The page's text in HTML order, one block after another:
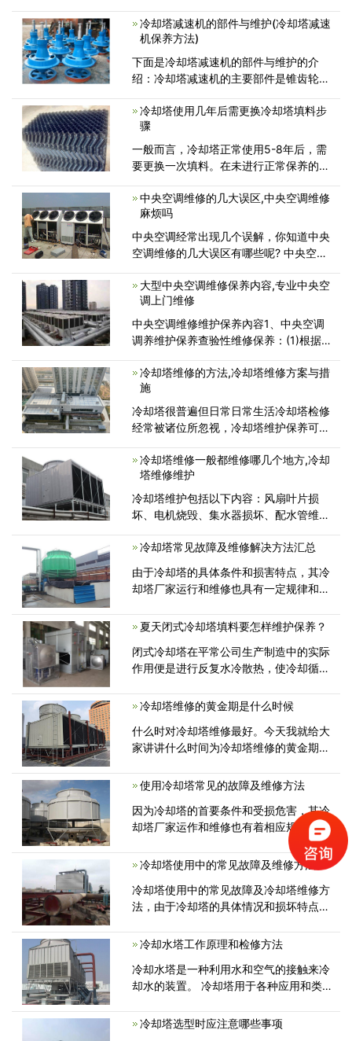
塔用的时间久了，暴露在外边的各个部位
容易结垢，特别是内部和布水管装置的定
期清洗尤为重要，不能忽视，免得因
冷却塔减速机的部件与维护(冷却塔减速
机保养方法)
下面是冷却塔减速机的部件与维护的介
绍：冷却塔减速机的主要部件是锥齿轮、
塔假如点蚀尺寸大，蚀坑往往成为疲惫
源，终极导致轮齿疲惫断裂。接触精度的
要求：冷却塔点蚀坑的尺寸长度不超
冷却塔使用几年后需更换冷却塔填料步
骤
一般而言，冷却塔正常使用5-8年后，需
要更换一次填料。在未进行正常保养的情
现结垢、下沉、老化等情况就应及时更
换。冷却塔填料更换步骤接单介绍...
中央空调维修的几大误区,中央空调维修
麻烦吗
中央空调经常出现几个误解，你知道中央
空调维修的几大误区有哪些呢? 中央空调
面我们一起来看看吧...
大型中央空调维修保养内容,专业中央空
调上门维修
中央空调维修维护保养內容1、中央空调
调养维护保养查验性维修保养：(1)根据
地开展各种常规体检;(2)当场具体指导客
户的使用工作人员，解读涉及到发电机组
运作、维护保养的新技术;(3)给
冷却塔维修的方法,冷却塔维修方案与措
施
冷却塔很普遍但日常日常生活冷却塔检修
经常被诸位所忽视，冷却塔维护保养可以
检修頻率，提高冷却塔填充料，冷却塔减
速器，冷却塔收滤水器的设备的使用期
限，减少开支。那么冷却塔维修的方法
冷却塔维修一般都维修哪几个地方,冷却
塔维修维护
冷却塔维护包括以下内容：风扇叶片损
坏、电机烧毁、集水器损坏、配水管维
路塔盘管、非旋转配水头、进气百叶窗损
坏 , 排水盘漏水。下面我将分析冷却塔不
同位置维修的典型问题...
冷却塔常见故障及维修解决方法汇总
由于冷却塔的具体条件和损害特点，其冷
却塔厂家运行和维修也具有一定规律和特
有哪些呢？今天带各位了解一下
夏天闭式冷却塔填料要怎样维护保养？
闭式冷却塔在平常公司生产制造中的实际
作用便是进行反复水冷散热，使冷却循环
防止夏天闭式冷却塔发生温度差过大、酸
讲一下夏天闭试冷却塔填料
冷却塔维修的黄金期是什么时候
什么时对冷却塔维修最好。今天我就给大
家讲讲什么时间为冷却塔维修的黄金期。
黄金期。冬季环境比较恶劣，而且冷却塔
较大，并且立春时期春暖花开，
使用冷却塔常见的故障及维修方法
因为冷却塔的首要条件和受损危害，其冷
却塔厂家运作和维修也有着相应规律性和
危害，冷却塔维修工序和工期安排上应注
意什么，今天冷却塔维修厂家带各位了解
法有哪些。
冷却塔使用中的常见故障及维修方法
冷却塔使用中的常见故障及冷却塔维修方
法，由于冷却塔的具体情况和损坏特点，
特点,冷却塔维护过程及施工进度表应注
检修一般应在夏季到来前完成...
冷却水塔工作原理和检修方法
冷却水塔是一种利用水和空气的接触来冷
却水的装置。 冷却塔用于各种应用和类
式冷却水塔和横流式冷却水塔两种。 两
冷却塔选型时应注意哪些事项